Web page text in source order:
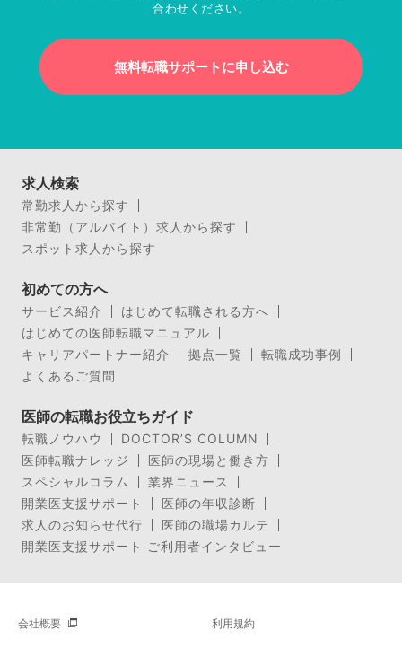
合わせください。
無料転職サポートに申し込む
求人検索
常勤求人から探す
非常勤（アルバイト）求人から探す
スポット求人から探す
初めての方へ
サービス紹介
はじめて転職される方へ
はじめての医師転職マニュアル
キャリアパートナー紹介
拠点一覧
転職成功事例
よくあるご質問
医師の転職お役立ちガイド
転職ノウハウ
DOCTOR’S COLUMN
医師転職ナレッジ
医師の現場と働き方
スペシャルコラム
業界ニュース
開業医支援サポート
医師の年収診断
求人のお知らせ代行
医師の職場カルテ
開業医支援サポート ご利用者インタビュー
会社概要 利用規約